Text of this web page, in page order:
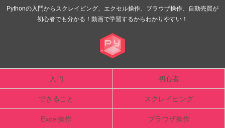
Pythonの入門からスクレイピング、エクセル操作、ブラウザ操作、自動売買が
初心者でも分かる！動画で学習するからわかりやすい！
入門 初心者
できること スクレイピング
Excel操作 ブラウザ操作